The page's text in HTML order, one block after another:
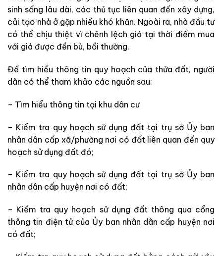
sinh sống lâu dài, các thủ tục liên quan đến xây dựng,
cải tạo nhà ở gặp nhiều khó khăn. Ngoài ra, nhà đầu tư
có thể chịu thiệt vì chênh lệch giá tại thời điểm mua
với giá được đền bù, bồi thường.
Để tìm hiểu thông tin quy hoạch của thửa đất, người
dân có thể tham khảo các nguồn sau:
– Tìm hiểu thông tin tại khu dân cư
– Kiểm tra quy hoạch sử dụng đất tại trụ sở Ủy ban
nhân dân cấp xã/phường nơi có đất liên quan đến quy
hoạch sử dụng đất đó;
– Kiểm tra quy hoạch sử dụng đất tại trụ sở Ủy ban
nhân dân cấp huyện nơi có đất;
– Kiểm tra quy hoạch sử dụng đất thông qua cổng
thông tin điện tử của Ủy ban nhân dân cấp huyện nơi
có đất;